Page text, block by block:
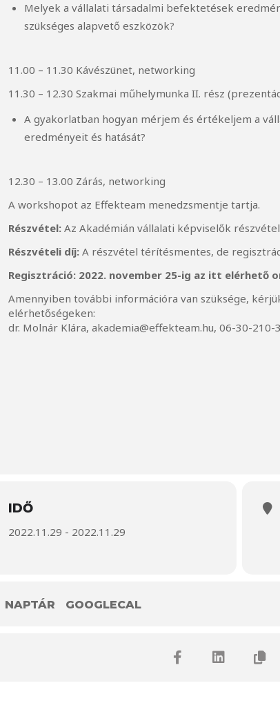
Melyek a vállalati társadalmi befektetések
szükséges alapvető eszközök?
11.00 – 11.30 Kávészünet, networking
11.30 – 12.30 Szakmai műhelymunka II. rész
A gyakorlatban hogyan mérjem és értékeljem a
eredményeit és hatását?
12.30 – 13.00 Zárás, networking
A workshopot az Effekteam menedzsmentje tartja.
Részvétel:Az Akadémián vállalati képviselők
Részvételi díj:A részvétel térítésmentes, de
Regisztráció: 2022. november 25-ig az itt elérhető
Amennyiben további információra van szüksége,
elérhetőségeken:
dr. Molnár Klára, akademia@effekteam.hu, 06-30-210-
IDŐ
2022.11.29 - 2022.11.29
NAPTÁR GOOGLECAL